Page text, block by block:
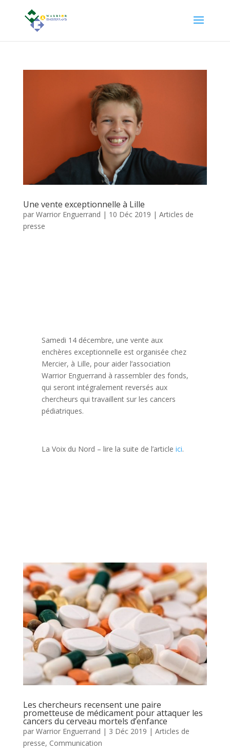
Une vente exceptionnelle à Lille
par Warrior Enguerrand | 10 Déc 2019 | Articles de
presse
Samedi 14 décembre, une vente aux
enchères exceptionnelle est organisée chez
Mercier, à Lille, pour aider l’association
Warrior Enguerrand à rassembler des fonds,
qui seront intégralement reversés aux
chercheurs qui travaillent sur les cancers
pédiatriques.
La Voix du Nord – lire la suite de l’article ici.
Les chercheurs recensent une paire
prometteuse de médicament pour attaquer les
cancers du cerveau mortels d’enfance
par Warrior Enguerrand | 3 Déc 2019 | Articles de
presse, Communication